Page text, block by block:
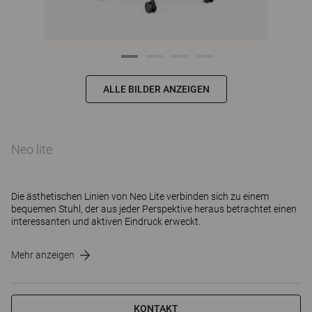
ALLE BILDER ANZEIGEN
Neo lite
Die ästhetischen Linien von Neo Lite verbinden sich zu einem
bequemen Stuhl, der aus jeder Perspektive heraus betrachtet einen
interessanten und aktiven Eindruck erweckt.
Mehr anzeigen
KONTAKT